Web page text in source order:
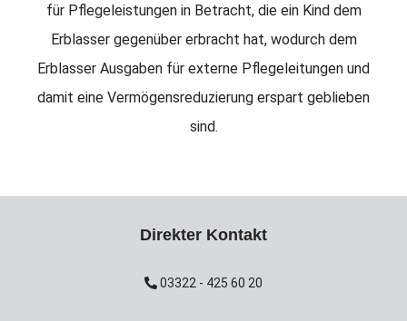
für Pflegeleistungen in Betracht, die ein Kind dem
Erblasser gegenüber erbracht hat, wodurch dem
Erblasser Ausgaben für externe Pflegeleitungen und
damit eine Vermögensreduzierung erspart geblieben
sind.
Direkter Kontakt
03322 - 425 60 20